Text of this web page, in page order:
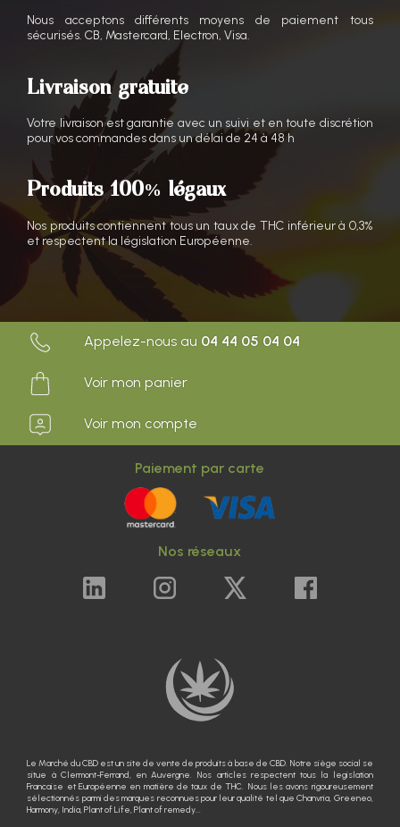
Nous acceptons différents moyens de paiement tous
sécurisés. CB, Mastercard, Electron, Visa.
Livraison gratuite
Votre livraison est garantie avec un suivi et en toute discrétion
pour vos commandes dans un délai de 24 à 48 h
Produits 100% légaux
Nos produits contiennent tous un taux de THC inférieur à 0,3%
et respectent la législation Européenne.
Appelez-nous au 04 44 05 04 04
Voir mon panier
Voir mon compte
Paiement par carte
Nos réseaux
Le Marché du CBD est un site de vente de produits à base de CBD. Notre siège social se
situe à Clermont-Ferrand, en Auvergne. Nos articles respectent tous la legislation
Francaise et Européenne en matière de taux de THC. Nous les avons rigoureusement
sélectionnés parmi des marques reconnues pour leur qualité tel que Chanvria, Greeneo,
Harmony, India, Plant of Life, Plant of remedy...